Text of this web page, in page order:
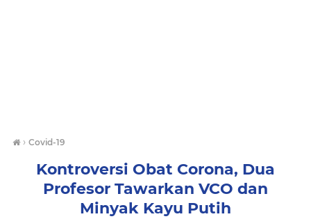
› Covid-19
Kontroversi Obat Corona, Dua
Profesor Tawarkan VCO dan
Minyak Kayu Putih